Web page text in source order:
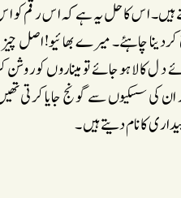
ہیں۔ اس کا حل یہ ہے کہ اس رقم
چاہئے۔ میرے بھائیو!اصل
ل کالا ہوجائے تو میناروں کو
کی سسکیوں سے گونج جایا کرتی
کا نام دیتے ہیں ۔